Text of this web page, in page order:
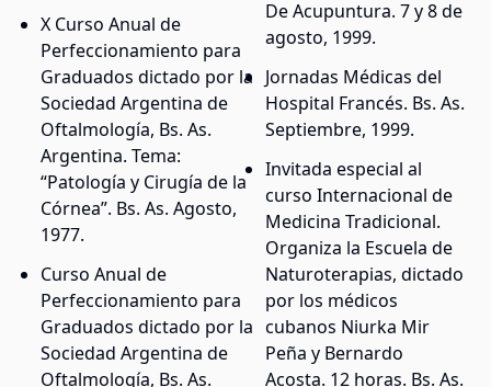
X Curso Anual de
Perfeccionamiento para
Graduados dictado por la
Sociedad Argentina de
Oftalmología, Bs. As.
Argentina. Tema:
“Patología y Cirugía de la
Córnea”. Bs. As. Agosto,
1977.
Curso Anual de
Perfeccionamiento para
Graduados dictado por la
Sociedad Argentina de
Oftalmología, Bs. As.
De Acupuntura. 7 y 8 de
agosto, 1999.
Jornadas Médicas del
Hospital Francés. Bs. As.
Septiembre, 1999.
Invitada especial al
curso Internacional de
Medicina Tradicional.
Organiza la Escuela de
Naturoterapias, dictado
por los médicos
cubanos Niurka Mir
Peña y Bernardo
Acosta. 12 horas. Bs. As.